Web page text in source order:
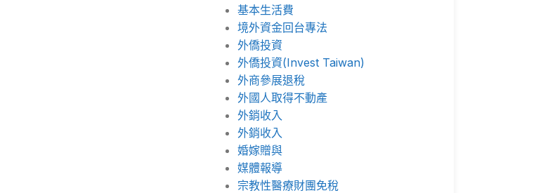
基本生活費
境外資金回台專法
外僑投資
外僑投資(Invest Taiwan)
外商參展退稅
外國人取得不動產
外銷收入
外銷收入
婚嫁贈與
媒體報導
宗教性醫療財團免稅